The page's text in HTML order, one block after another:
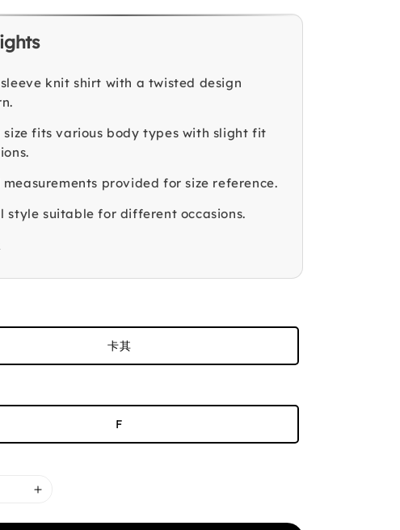
knit shirt with a twisted design
size fits various body types with slight fit
measurements provided for size reference.
style suitable for different occasions.
卡其
F